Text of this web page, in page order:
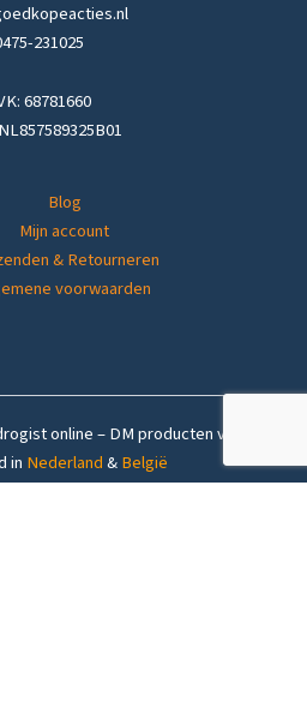
231025
68781660
Blog
Mijn account
& Retourneren
voorwaarden
online – DM producten voordelig
in Nederland&België